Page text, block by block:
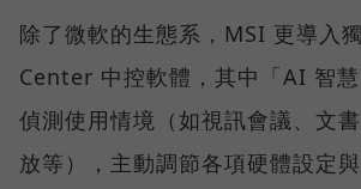
除了微軟的生態系，MSI 更導入
Center 中控軟體，其中「AI 智
偵測使用情境（如視訊會議、文
放等），主動調節各項硬體設定